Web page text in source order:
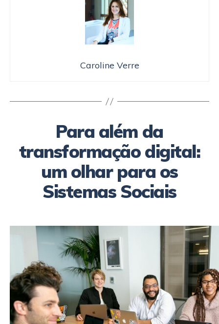
Caroline Verre
Para além da
transformação digital:
um olhar para os
Sistemas Sociais